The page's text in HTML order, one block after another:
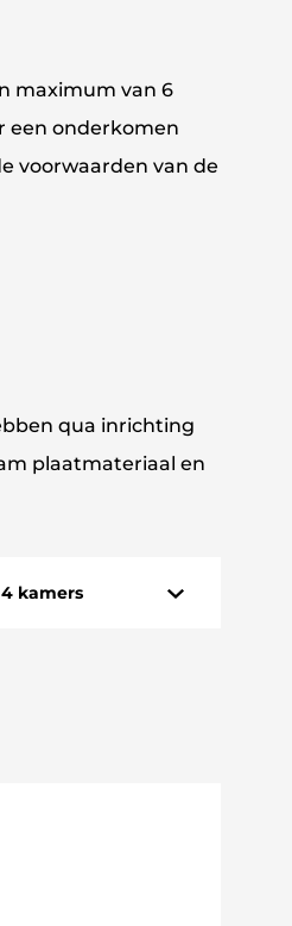
maximum van 6
een onderkomen
voorwaarden van de
qua inrichting
plaatmateriaal en
4 kamers